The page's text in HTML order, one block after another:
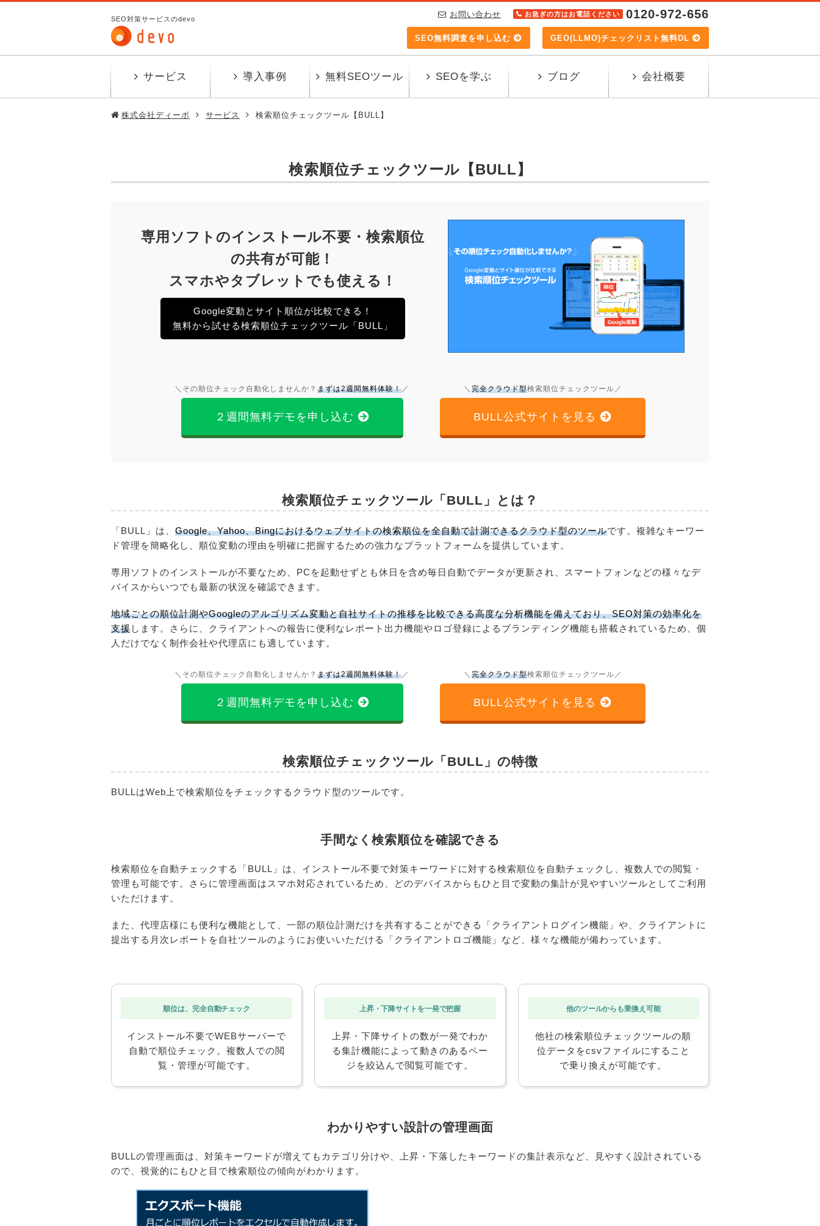
SEO対策サービスのdevo お問い合わせ お急ぎの方はお電話ください 0120-972-656
SEO無料調査を申し込む GEO(LLMO)チェックリスト無料DL
サービス 導入事例 無料SEOツール SEOを学ぶ ブログ 会社概要
株式会社ディーボ サービス 検索順位チェックツール【BULL】
検索順位チェックツール【BULL】
専用ソフトのインストール不要・検索順位
の共有が可能！
スマホやタブレットでも使える！
Google変動とサイト順位が比較できる！
無料から試せる検索順位チェックツール「BULL」
＼その順位チェック自動化しませんか？ まずは2週間無料体験！／
２週間無料デモを申し込む
＼ 完全クラウド型検索順位チェックツール／
BULL公式サイトを見る
検索順位チェックツール「BULL」とは？
「BULL」は、 Google、Yahoo、Bingにおけるウェブサイトの検索順位を全自動で計測できるクラウド型のツールです。複雑なキーワー
ド管理を簡略化し、順位変動の理由を明確に把握するための強力なプラットフォームを提供しています。
専用ソフトのインストールが不要なため、PCを起動せずとも休日を含め毎日自動でデータが更新され、スマートフォンなどの様々なデ
バイスからいつでも最新の状況を確認できます。
地域ごとの順位計測やGoogleのアルゴリズム変動と自社サイトの推移を比較できる高度な分析機能を備えており、SEO対策の効率化を
支援します。さらに、クライアントへの報告に便利なレポート出力機能やロゴ登録によるブランディング機能も搭載されているため、個
人だけでなく制作会社や代理店にも適しています。
＼その順位チェック自動化しませんか？ まずは2週間無料体験！／
２週間無料デモを申し込む
＼ 完全クラウド型検索順位チェックツール／
BULL公式サイトを見る
検索順位チェックツール「BULL」の特徴
BULLはWeb上で検索順位をチェックするクラウド型のツールです。
手間なく検索順位を確認できる
検索順位を自動チェックする「BULL」は、インストール不要で対策キーワードに対する検索順位を自動チェックし、複数人での閲覧・
管理も可能です。さらに管理画面はスマホ対応されているため、どのデバイスからもひと目で変動の集計が見やすいツールとしてご利用
いただけます。
また、代理店様にも便利な機能として、一部の順位計測だけを共有することができる「クライアントログイン機能」や、クライアントに
提出する月次レポートを自社ツールのようにお使いいただける「クライアントロゴ機能」など、様々な機能が備わっています。
順位は、完全自動チェック
インストール不要でWEBサーバーで
自動で順位チェック。複数人での閲
覧・管理が可能です。
上昇・下降サイトを一発で把握
上昇・下降サイトの数が一発でわか
る集計機能によって動きのあるペー
ジを絞込んで閲覧可能です。
他のツールからも乗換え可能
他社の検索順位チェックツールの順
位データをcsvファイルにすること
で乗り換えが可能です。
わかりやすい設計の管理画面
BULLの管理画面は、対策キーワードが増えてもカテゴリ分けや、上昇・下落したキーワードの集計表示など、見やすく設計されている
ので、視覚的にもひと目で検索順位の傾向がわかります。